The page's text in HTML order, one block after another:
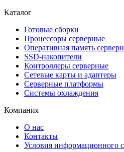
Каталог
Готовые сборки
Процессоры серверные
Оперативная память
SSD-накопители
Контроллеры серверные
Сетевые карты и адаптеры
Серверные платформы
Системы охлаждения
Компания
О нас
Контакты
Условия информационного